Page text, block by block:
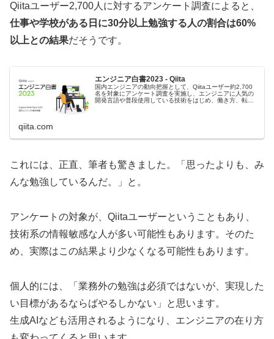
Qiitaユーザー2,700人に対するアンケート調査によると、
仕事や学校がある日に30分以上勉強する人の割合は60%
以上との結果だそうです。
エンジニア白書2023 - Qiita
国内エンジニアの動向把握として、Qiitaユーザー約2,700
名を対象にアンケート調査を実施し、エンジニアに人気の
開発言語や普段使用している技術をはじめ、働き方、転職
qiita.com
これには、正直、筆者も驚きました。「思ったよりも、み
んな勉強しているんだ。」と。
アンケートの対象が、Qiitaユーザーということもあり、
技術系の情報敏感な人が多い可能性もあります。そのた
め、実際はこの結果より少なくなる可能性もあります。
個人的には、「業務外の勉強は必須ではないが、実現した
い目標があるならばやるしかない」と思います。
生成AIなども活用されるようになり、エンジニアの在り方